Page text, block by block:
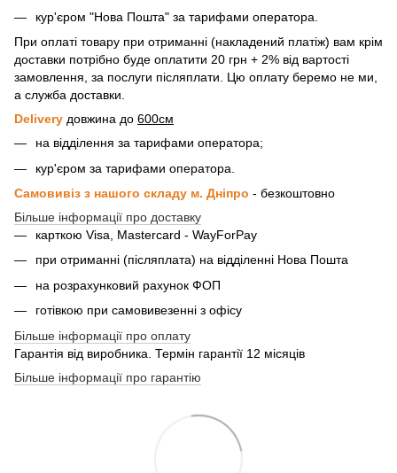
кур'єром "Нова Пошта" за тарифами оператора.
При оплаті товару при отриманні (накладений платіж) вам крім
доставки потрібно буде оплатити 20 грн + 2% від вартості
замовлення, за послуги післяплати. Цю оплату беремо не ми,
а служба доставки.
Delivery довжина до 600см
на відділення за тарифами оператора;
кур'єром за тарифами оператора.
Самовивіз з нашого складу м. Дніпро - безкоштовно
Більше інформації про доставку
карткою Visa, Mastercard - WayForPay
при отриманні (післяплата) на відділенні Нова Пошта
на розрахунковий рахунок ФОП
готівкою при самовивезенні з офісу
Більше інформації про оплату
Гарантія від виробника. Термін гарантії 12 місяців
Більше інформації про гарантію